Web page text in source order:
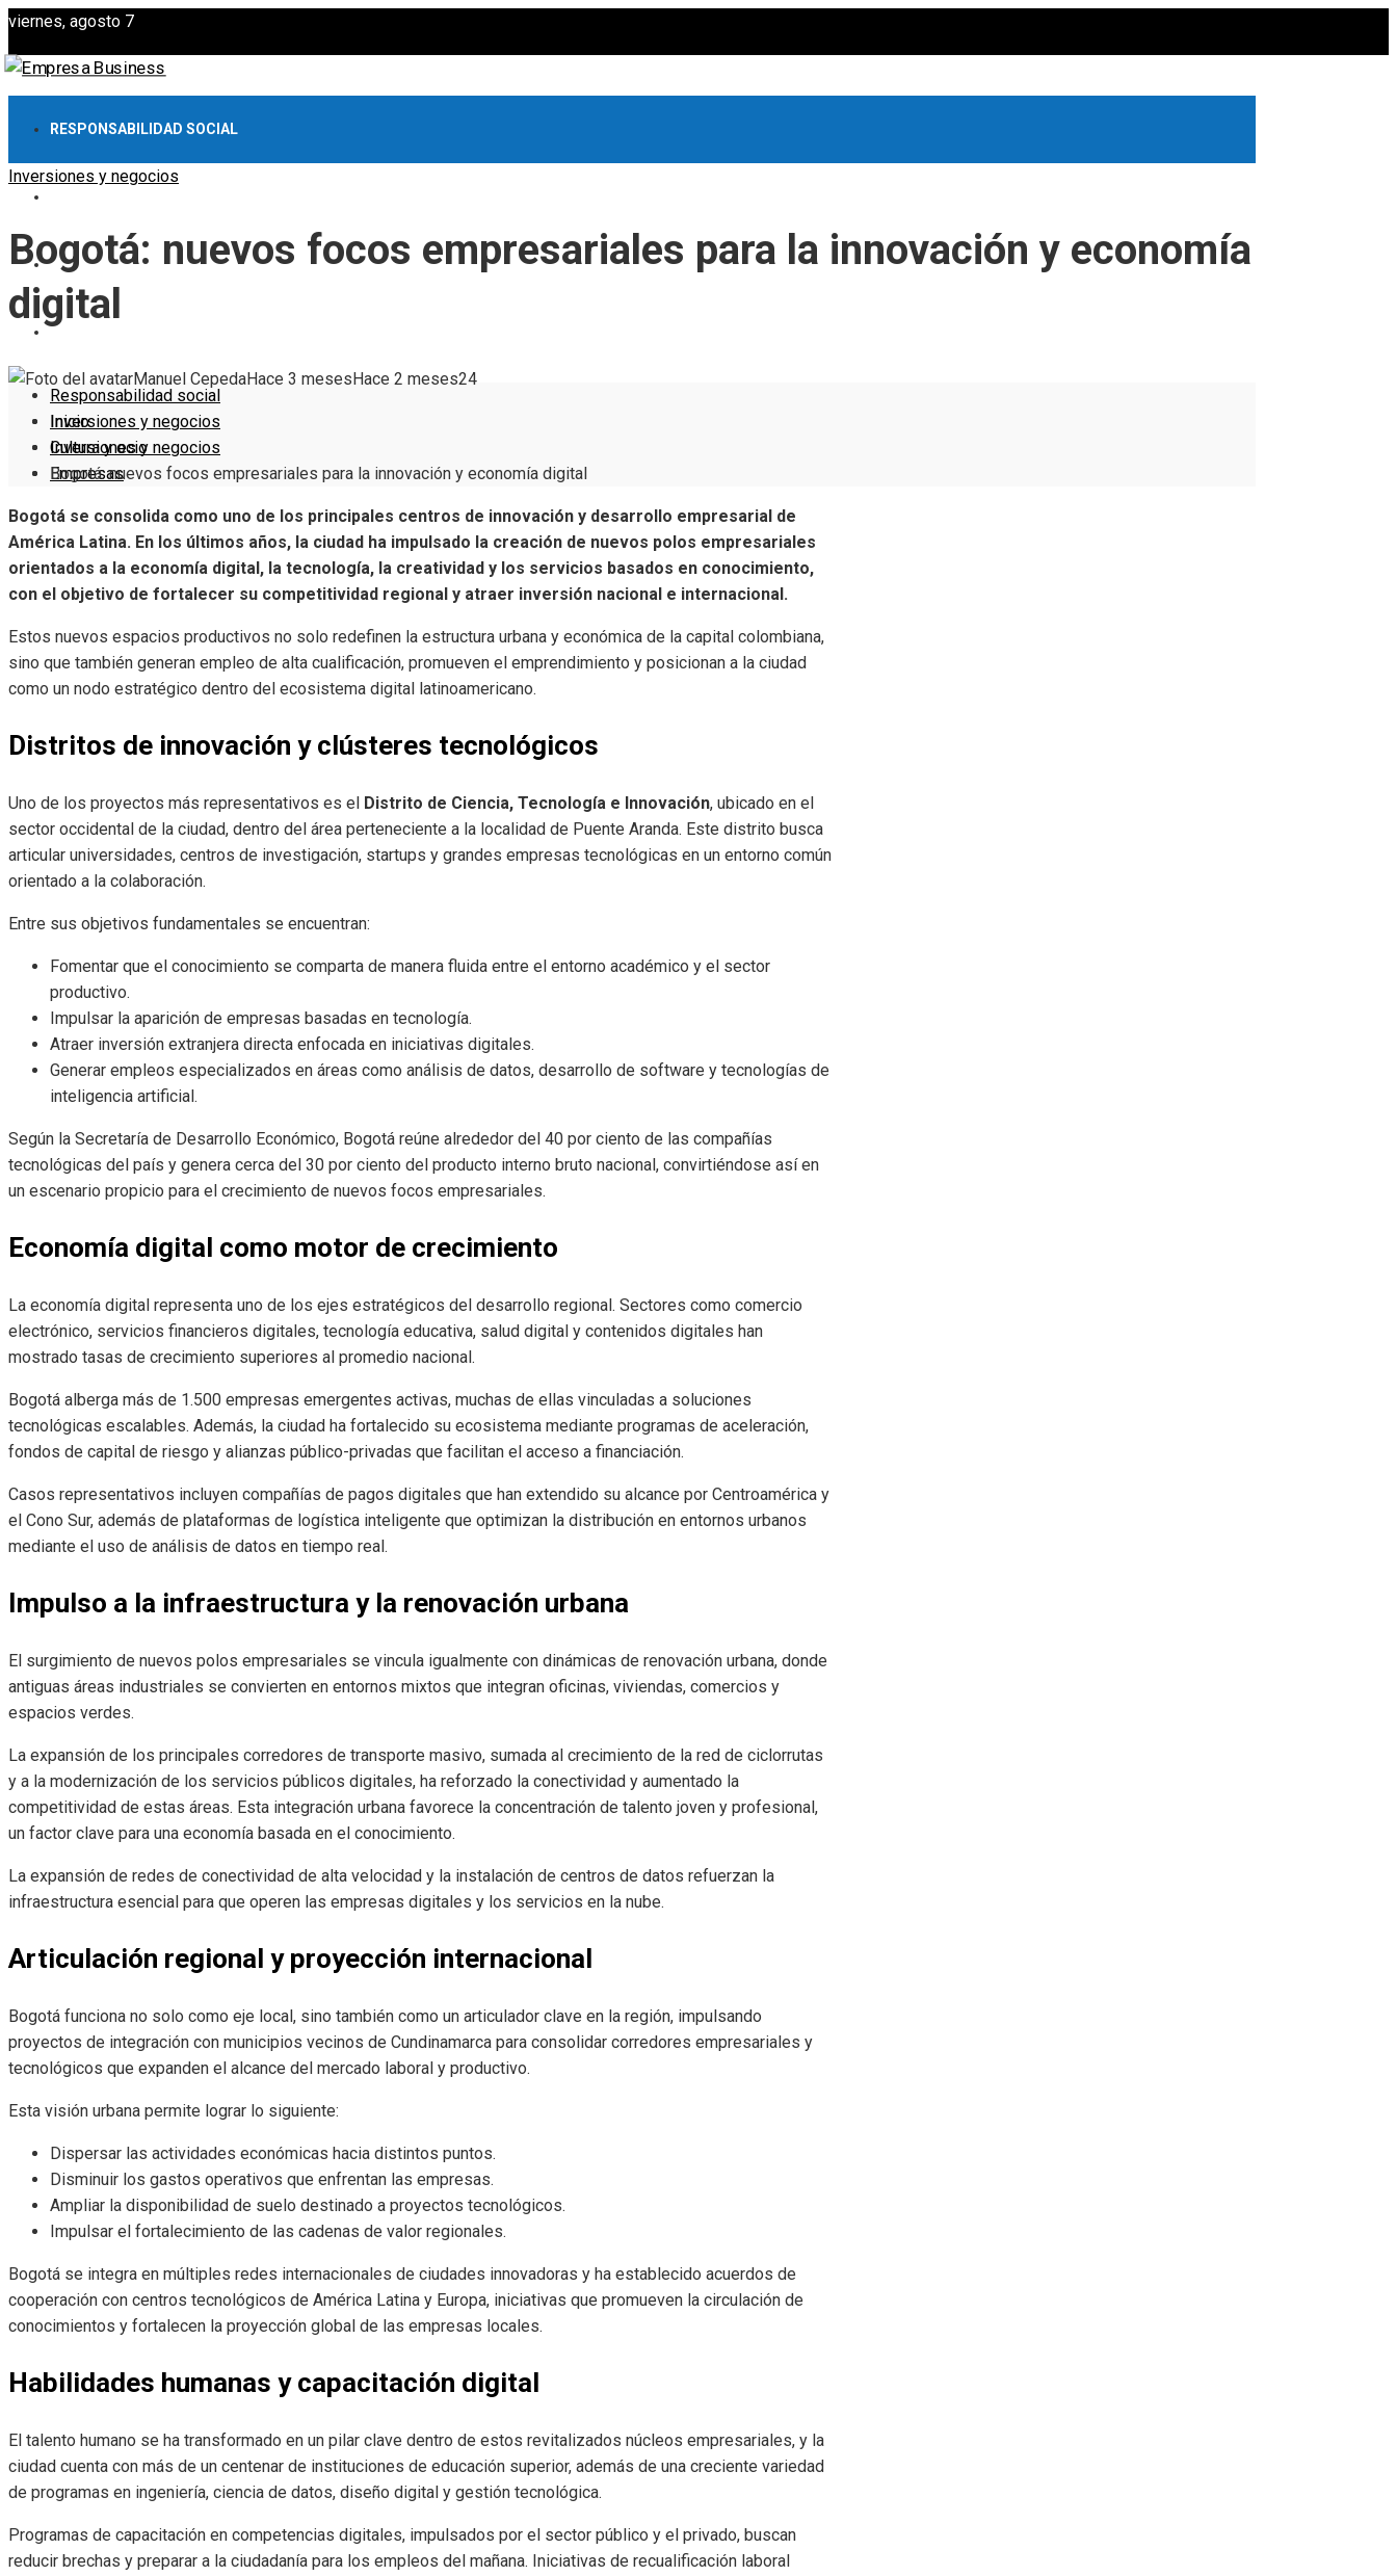
viernes, agosto 7
RESPONSABILIDAD SOCIAL
CULTURA Y OCIO
EMPRESAS
Responsabilidad social
Inversiones y negocios
Cultura y ocio
Empresas
Inversiones y negocios
Bogotá: nuevos focos empresariales para la innovación y economía
digital
Manuel CepedaHace 3 meses Hace 2 meses24
Inicio
Inversiones y negocios
Bogotá: nuevos focos empresariales para la innovación y economía digital
Bogotá se consolida como uno de los principales centros de innovación y desarrollo empresarial de
América Latina. En los últimos años, la ciudad ha impulsado la creación de nuevos polos empresariales
orientados a la economía digital, la tecnología, la creatividad y los servicios basados en conocimiento,
con el objetivo de fortalecer su competitividad regional y atraer inversión nacional e internacional.
Estos nuevos espacios productivos no solo redefinen la estructura urbana y económica de la capital colombiana,
sino que también generan empleo de alta cualificación, promueven el emprendimiento y posicionan a la ciudad
como un nodo estratégico dentro del ecosistema digital latinoamericano.
Distritos de innovación y clústeres tecnológicos
Uno de los proyectos más representativos es el Distrito de Ciencia, Tecnología e Innovación, ubicado en el
sector occidental de la ciudad, dentro del área perteneciente a la localidad de Puente Aranda. Este distrito busca
articular universidades, centros de investigación, startups y grandes empresas tecnológicas en un entorno común
orientado a la colaboración.
Entre sus objetivos fundamentales se encuentran:
Fomentar que el conocimiento se comparta de manera fluida entre el entorno académico y el sector
productivo.
Impulsar la aparición de empresas basadas en tecnología.
Atraer inversión extranjera directa enfocada en iniciativas digitales.
Generar empleos especializados en áreas como análisis de datos, desarrollo de software y tecnologías de
inteligencia artificial.
Según la Secretaría de Desarrollo Económico, Bogotá reúne alrededor del 40 por ciento de las compañías
tecnológicas del país y genera cerca del 30 por ciento del producto interno bruto nacional, convirtiéndose así en
un escenario propicio para el crecimiento de nuevos focos empresariales.
Economía digital como motor de crecimiento
La economía digital representa uno de los ejes estratégicos del desarrollo regional. Sectores como comercio
electrónico, servicios financieros digitales, tecnología educativa, salud digital y contenidos digitales han
mostrado tasas de crecimiento superiores al promedio nacional.
Bogotá alberga más de 1.500 empresas emergentes activas, muchas de ellas vinculadas a soluciones
tecnológicas escalables. Además, la ciudad ha fortalecido su ecosistema mediante programas de aceleración,
fondos de capital de riesgo y alianzas público-privadas que facilitan el acceso a financiación.
Casos representativos incluyen compañías de pagos digitales que han extendido su alcance por Centroamérica y
el Cono Sur, además de plataformas de logística inteligente que optimizan la distribución en entornos urbanos
mediante el uso de análisis de datos en tiempo real.
Impulso a la infraestructura y la renovación urbana
El surgimiento de nuevos polos empresariales se vincula igualmente con dinámicas de renovación urbana, donde
antiguas áreas industriales se convierten en entornos mixtos que integran oficinas, viviendas, comercios y
espacios verdes.
La expansión de los principales corredores de transporte masivo, sumada al crecimiento de la red de ciclorrutas
y a la modernización de los servicios públicos digitales, ha reforzado la conectividad y aumentado la
competitividad de estas áreas. Esta integración urbana favorece la concentración de talento joven y profesional,
un factor clave para una economía basada en el conocimiento.
La expansión de redes de conectividad de alta velocidad y la instalación de centros de datos refuerzan la
infraestructura esencial para que operen las empresas digitales y los servicios en la nube.
Articulación regional y proyección internacional
Bogotá funciona no solo como eje local, sino también como un articulador clave en la región, impulsando
proyectos de integración con municipios vecinos de Cundinamarca para consolidar corredores empresariales y
tecnológicos que expanden el alcance del mercado laboral y productivo.
Esta visión urbana permite lograr lo siguiente:
Dispersar las actividades económicas hacia distintos puntos.
Disminuir los gastos operativos que enfrentan las empresas.
Ampliar la disponibilidad de suelo destinado a proyectos tecnológicos.
Impulsar el fortalecimiento de las cadenas de valor regionales.
Bogotá se integra en múltiples redes internacionales de ciudades innovadoras y ha establecido acuerdos de
cooperación con centros tecnológicos de América Latina y Europa, iniciativas que promueven la circulación de
conocimientos y fortalecen la proyección global de las empresas locales.
Habilidades humanas y capacitación digital
El talento humano se ha transformado en un pilar clave dentro de estos revitalizados núcleos empresariales, y la
ciudad cuenta con más de un centenar de instituciones de educación superior, además de una creciente variedad
de programas en ingeniería, ciencia de datos, diseño digital y gestión tecnológica.
Programas de capacitación en competencias digitales, impulsados por el sector público y el privado, buscan
reducir brechas y preparar a la ciudadanía para los empleos del mañana. Iniciativas de recualificación laboral